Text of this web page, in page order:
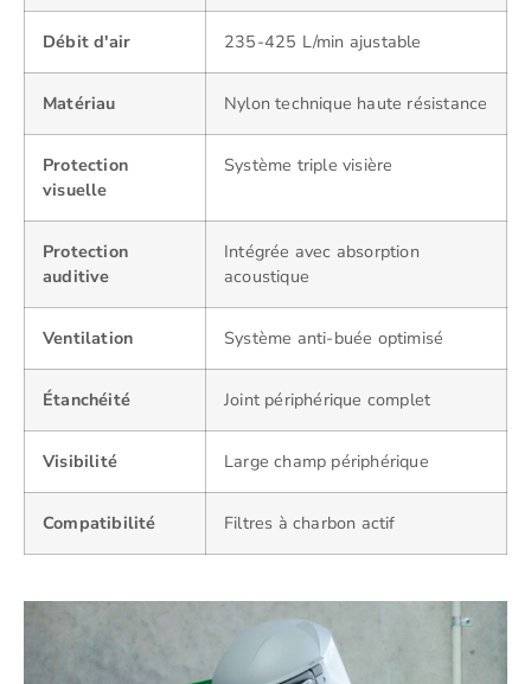
Débit d'air 235-425 L/min ajustable
Matériau Nylon technique haute résistance
Protection
visuelle
Système triple visière
Protection
auditive
Intégrée avec absorption
acoustique
Ventilation Système anti-buée optimisé
Étanchéité Joint périphérique complet
Visibilité Large champ périphérique
Compatibilité Filtres à charbon actif